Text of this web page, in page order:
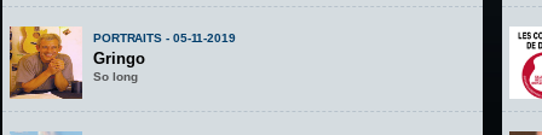
PORTRAITS - 05-11-2019
Gringo
So long